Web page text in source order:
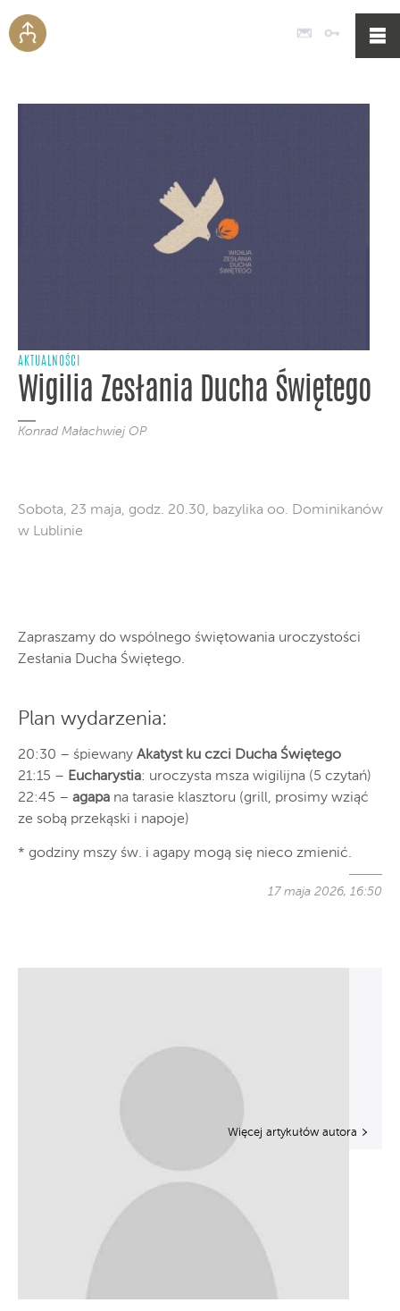
Poczta
AKTUALNOŚCI
Wigilia Zesłania Ducha Świętego
Konrad Małachwiej OP
Sobota, 23 maja, godz. 20.30, bazylika oo. Dominikanów
w Lublinie
Zapraszamy do wspólnego świętowania uroczystości
Zesłania Ducha Świętego.
Plan wydarzenia:
20:30 – śpiewany Akatyst ku czci Ducha Świętego
21:15 – Eucharystia: uroczysta msza wigilijna (5 czytań)
22:45 – agapa na tarasie klasztoru (grill, prosimy wziąć
ze sobą przekąski i napoje)
* godziny mszy św. i agapy mogą się nieco zmienić.
17 maja 2026, 16:50
Więcej artykułów autora